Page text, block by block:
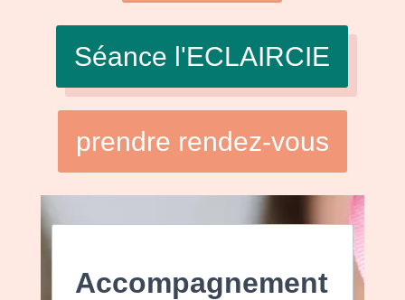
Séance l'ECLAIRCIE
prendre rendez-vous
Accompagnement